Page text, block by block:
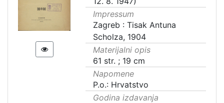
Impressum
Zagreb : Tisak Antuna
Scholza, 1904
Materijalni opis
61 str. ; 19 cm
Napomene
P.o.: Hrvatstvo
Godina izdavanja